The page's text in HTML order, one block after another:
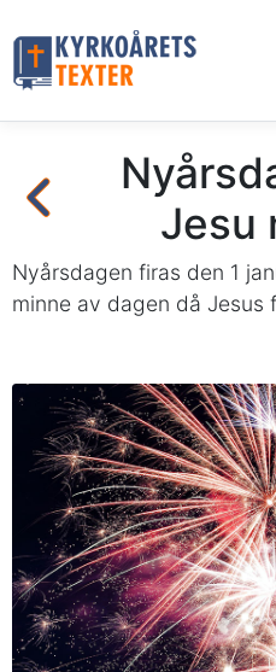
Jesu
Nyårsdagen firas den 1
minne av dagen då Jesus